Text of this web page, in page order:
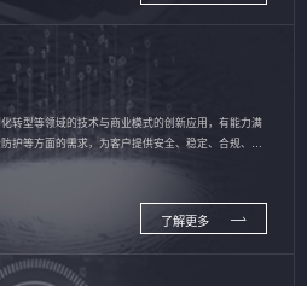
转型等领域的技术与商业模式的创新应用，有能力满
护等方面的需求，为客户提供安全、稳定、合规、持
了解更多